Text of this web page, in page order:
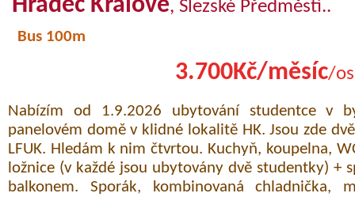
Hradec Králové, Slezské Předměstí..
Bus 100m
3.700Kč/měsíc/
Nabízím od 1.9.2026 ubytování studentce v
panelovém domě v klidné lokalitě HK. Jsou zde
LFUK. Hledám k nim čtvrtou. Kuchyň, koupelna,
ložnice (v každé jsou ubytovány dvě studentky) +
balkonem. Sporák, kombinovaná chladnička,